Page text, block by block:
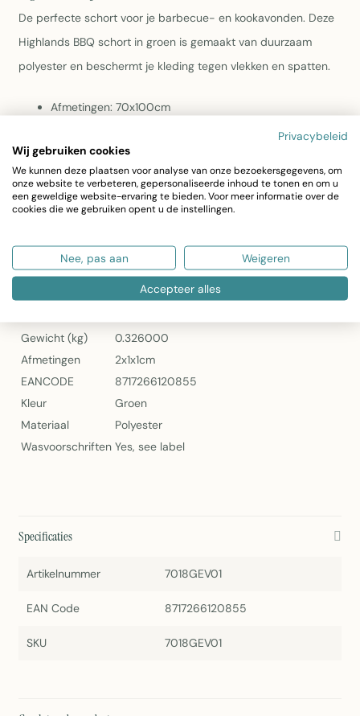
De perfecte schort voor je barbecue- en kookavonden. Deze
Highlands BBQ schort in groen is gemaakt van duurzaam
polyester en beschermt je kleding tegen vlekken en spatten.
Afmetingen: 70x100cm
Materiaal: Polyester
Verstelbare bandjes voor optimaal comfort
Eenvoudig schoon te maken
Wasvoorschriften: zie label
2Lif Highlands BBQ Schort Groen 70x100cm
Specificaties
Gewicht (kg)
0.326000
Afmetingen
2x1x1cm
EANCODE
8717266120855
Kleur
Groen
Materiaal
Polyester
Wasvoorschriften Yes, see label
Specificaties
Artikelnummer 7018GEV01
EAN Code 8717266120855
SKU 7018GEV01
Privacybeleid
Wij gebruiken cookies
We kunnen deze plaatsen voor analyse van onze bezoekersgegevens, om
onze website te verbeteren, gepersonaliseerde inhoud te tonen en om u
een geweldige website-ervaring te bieden. Voor meer informatie over de
cookies die we gebruiken opent u de instellingen.
Nee, pas aan Weigeren
Accepteer alles